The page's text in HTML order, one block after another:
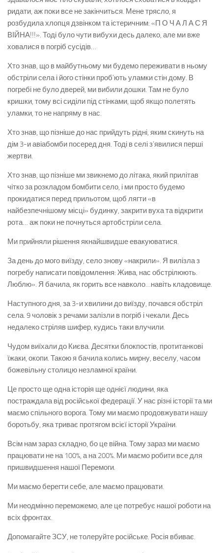
ридати, аж поки все не закінчиться. Мене трясло, я
розбудила хлопця дзвінком та істеричним: «П О Ч А Л А С Я
ВІЙНА!!!». Тоді було чути вибухи десь далеко, але ми вже
ховалися в погріб сусідів…
Хто знав, що в майбутньому ми будемо переживати в ньому
обстріли села і його стінки проб’ють уламки стін дому. В
погребі не було дверей, ми вибили дошки. Там не було
кришки, тому всі сиділи під стінками, щоб якщо полетять
уламки, то не напряму в нас.
Хто знав, що пізніше до нас прийдуть рідні, яким скинуть на
дім 3-и авіабомби посеред дня. Тоді в селі з’явилися перші
жертви.
Хто знав, що пізніше ми звикнемо до літака, який прилітав
чітко за розкладом бомбити село, і ми просто будемо
прокидатися перед прильотом, щоб лягти «в
найбезпечнішому місці» будинку, закрити вуха та відкрити
рота… аж поки не почнуться артобстріли села.
Ми прийняли рішення якнайшвидше евакуюватися.
За день до мого виїзду, село знову «накрили». Я вилізла з
погребу написати повідомлення: Жива, нас обстрілюють.
Люблю». Я бачила, як горить все навколо…навіть кладовище.
Наступного дня, за 3-и хвилини до виїзду, почався обстріл
села. 9 чоловік з речами залізли в погріб і чекали. Десь
недалеко стріляв шифер, кудись таки влучили.
Чудом виїхали до Києва. Десятки блокпостів, протитанкові
їжаки, окопи. Такою я бачила колись мирну, веселу, часом
божевільну столицю незламної країни.
Це просто ще одна історія ще однієї людини, яка
постраждала від російської федерації. У нас різні історії та ми
маємо спільного ворога. Тому ми маємо продовжувати нашу
боротьбу, яка триває протягом всієї історії України.
Всім нам зараз складно, бо це війна. Тому зараз ми маємо
працювати не на 100%, а на 200%. Ми маємо робити все для
пришвидшення нашої Перемоги.
Ми маємо берегти себе, але маємо працювати.
Ми неодмінно переможемо, але це потребує нашої роботи на
всіх фронтах.
Допомагайте ЗСУ, не толеруйте російське. Росія вбиває.